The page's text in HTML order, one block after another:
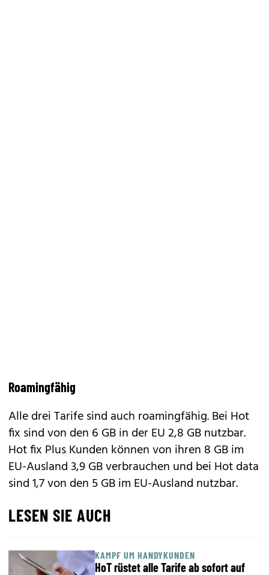
Roamingfähig
Alle drei Tarife sind auch roamingfähig. Bei Hot
fix sind von den 6 GB in der EU 2,8 GB nutzbar.
Hot fix Plus Kunden können von ihren 8 GB im
EU-Ausland 3,9 GB verbrauchen und bei Hot data
sind 1,7 von den 5 GB im EU-Ausland nutzbar.
LESEN SIE AUCH
KAMPF UM HANDYKUNDEN
HoT rüstet alle Tarife ab sofort auf